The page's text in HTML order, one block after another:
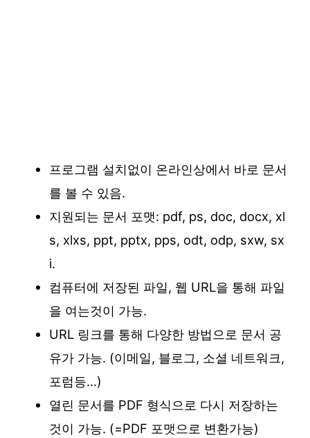
프로그램 설치없이 온라인상에서 바로 문서
를 볼 수 있음.
지원되는 문서 포맷: pdf, ps, doc, docx, xl
s, xlxs, ppt, pptx, pps, odt, odp, sxw, sx
i.
컴퓨터에 저장된 파일, 웹 URL을 통해 파일
을 여는것이 가능.
URL 링크를 통해 다양한 방법으로 문서 공
유가 가능. (이메일, 블로그, 소셜 네트워크,
포럼등...)
열린 문서를 PDF 형식으로 다시 저장하는
것이 가능. (=PDF 포맷으로 변환가능)